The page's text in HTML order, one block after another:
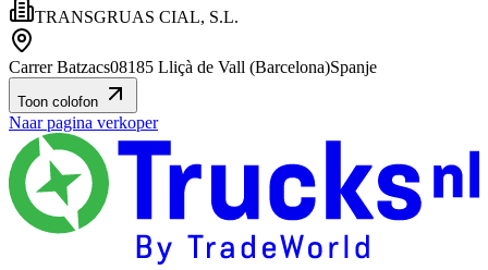
TRANSGRUAS CIAL, S.L.
Carrer Batzacs08185 Lliçà de Vall (Barcelona)Spanje
Toon colofon
Naar pagina verkoper